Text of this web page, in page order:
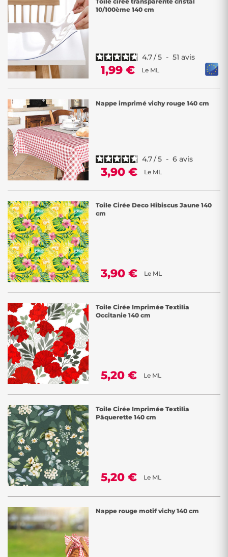
10/100ème 140 cm
4.7/5 - 51 avis
1,99 € Le ML
Nappe imprimé vichy rouge 140 cm
4.7/5 - 6 avis
3,90 € Le ML
Toile Cirée Deco Hibiscus Jaune 140
cm
3,90 € Le ML
Toile Cirée Imprimée Textilia
Occitanie 140 cm
5,20 € Le ML
Toile Cirée Imprimée Textilia
Pâquerette 140 cm
5,20 € Le ML
Nappe rouge motif vichy 140 cm